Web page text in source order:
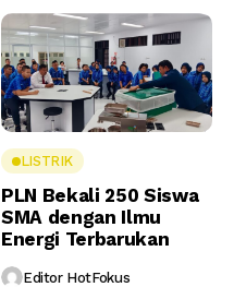
LISTRIK
PLN Bekali 250 Siswa
SMA dengan Ilmu
Energi Terbarukan
Editor HotFokus